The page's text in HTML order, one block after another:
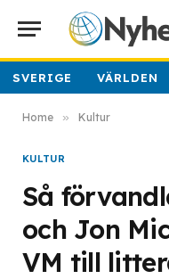
SVERIGE VÄRLDEN
Home » Kultur
KULTUR
Så
och Jon
VM till